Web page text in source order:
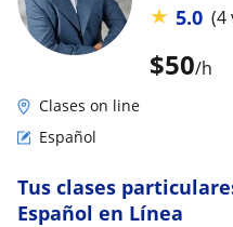
$50/h
★ 5.0 (4
Clases on line
Español
Tus clases
Español en Línea